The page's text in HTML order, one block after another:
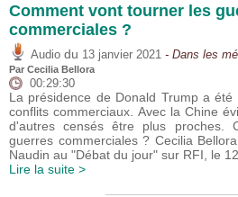
Comment vont tourner les
commerciales ?
Audio du 13 janvier 2021 - Dans les
Par Cecilia Bellora
00:29:30
La présidence de Donald Trump a
conflits commerciaux. Avec la Chine
d'autres censés être plus proches.
guerres commerciales ? Cecilia
Naudin au "Débat du jour" sur RFI, le
Lire la suite >